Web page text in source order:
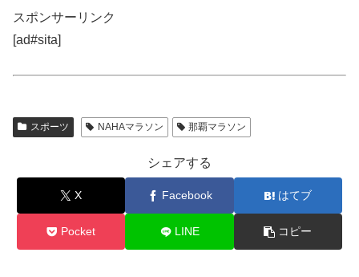
スポンサーリンク
[ad#sita]
スポーツ NAHAマラソン 那覇マラソン
シェアする
X Facebook はてブ
Pocket LINE コピー